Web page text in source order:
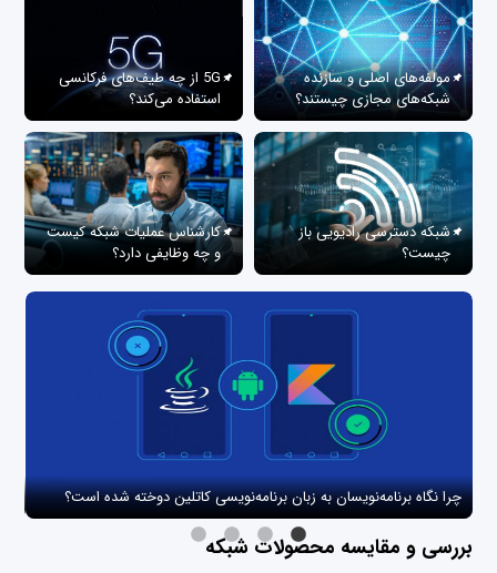
مولفه‌های اصلی و سازنده
شبکه‌های مجازی چیستند؟
5G از چه طیف‌های فرکانسی
استفاده می‌کند؟
شبکه دسترسی رادیویی باز
چیست؟
کارشناس عملیات شبکه کیست
و چه وظایفی دارد؟
چرا نگاه برنامه‌نویسان به زبان برنامه‌نویسی کاتلین دوخته شده است؟
بررسی و مقایسه محصولات شبکه